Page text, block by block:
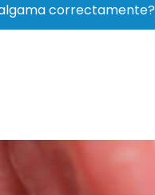
correctamente?